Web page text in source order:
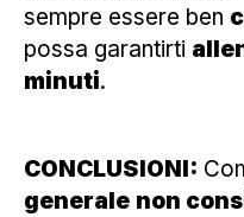
sempre essere ben
possa garantirti
minuti.
CONCLUSIONI:
generale non